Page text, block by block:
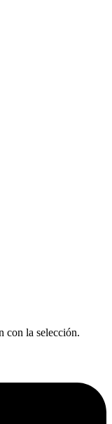
con la selección.